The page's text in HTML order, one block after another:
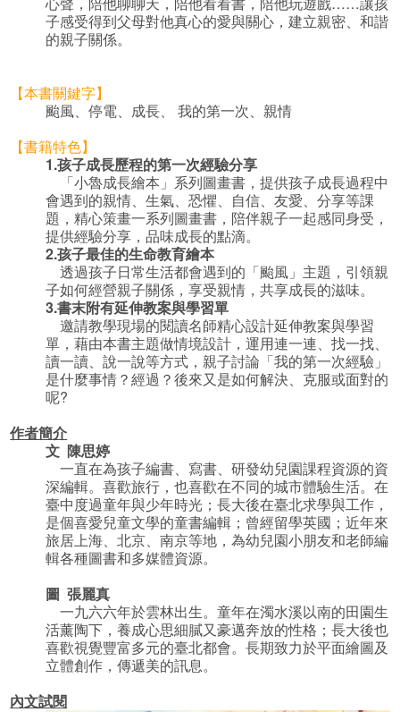
子感受得到父母對他真心的愛與關心，建立親密、和諧
的親子關係。
【本書關鍵字】
颱風、停電、成長、 我的第一次、親情
【書籍特色】
1.孩子成長歷程的第一次經驗分享
「小魯成長繪本」系列圖畫書，提供孩子成長過程中
會遇到的親情、生氣、恐懼、自信、友愛、分享等課
題，精心策畫一系列圖畫書，陪伴親子一起感同身受，
提供經驗分享，品味成長的點滴。
2.孩子最佳的生命教育繪本
透過孩子日常生活都會遇到的「颱風」主題，引領親
子如何經營親子關係，享受親情，共享成長的滋味。
3.書末附有延伸教案與學習單
邀請教學現場的閱讀名師精心設計延伸教案與學習
單，藉由本書主題做情境設計，運用連一連、找一找、
讀一讀、說一說等方式，親子討論「我的第一次經驗」
是什麼事情？經過？後來又是如何解決、克服或面對的
呢?
作者簡介
文 陳思婷
一直在為孩子編書、寫書、研發幼兒園課程資源的資
深編輯。喜歡旅行，也喜歡在不同的城市體驗生活。在
臺中度過童年與少年時光；長大後在臺北求學與工作，
是個喜愛兒童文學的童書編輯；曾經留學英國；近年來
旅居上海、北京、南京等地，為幼兒園小朋友和老師編
輯各種圖書和多媒體資源。
圖 張麗真
一九六六年於雲林出生。童年在濁水溪以南的田園生
活薰陶下，養成心思細膩又豪邁奔放的性格；長大後也
喜歡視覺豐富多元的臺北都會。長期致力於平面繪圖及
立體創作，傳遞美的訊息。
內文試閱